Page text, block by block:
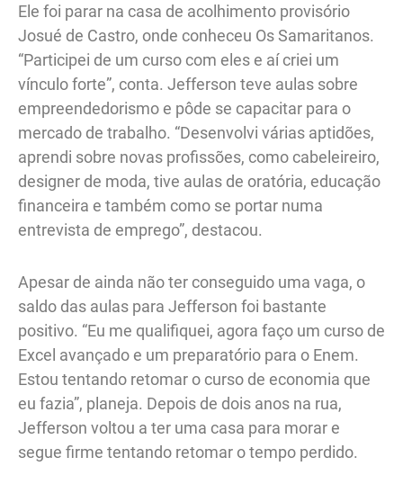
Ele foi parar na casa de acolhimento provisório
Josué de Castro, onde conheceu Os Samaritanos.
“Participei de um curso com eles e aí criei um
vínculo forte”, conta. Jefferson teve aulas sobre
empreendedorismo e pôde se capacitar para o
mercado de trabalho. “Desenvolvi várias aptidões,
aprendi sobre novas profissões, como cabeleireiro,
designer de moda, tive aulas de oratória, educação
financeira e também como se portar numa
entrevista de emprego”, destacou.
Apesar de ainda não ter conseguido uma vaga, o
saldo das aulas para Jefferson foi bastante
positivo. “Eu me qualifiquei, agora faço um curso de
Excel avançado e um preparatório para o Enem.
Estou tentando retomar o curso de economia que
eu fazia”, planeja. Depois de dois anos na rua,
Jefferson voltou a ter uma casa para morar e
segue firme tentando retomar o tempo perdido.